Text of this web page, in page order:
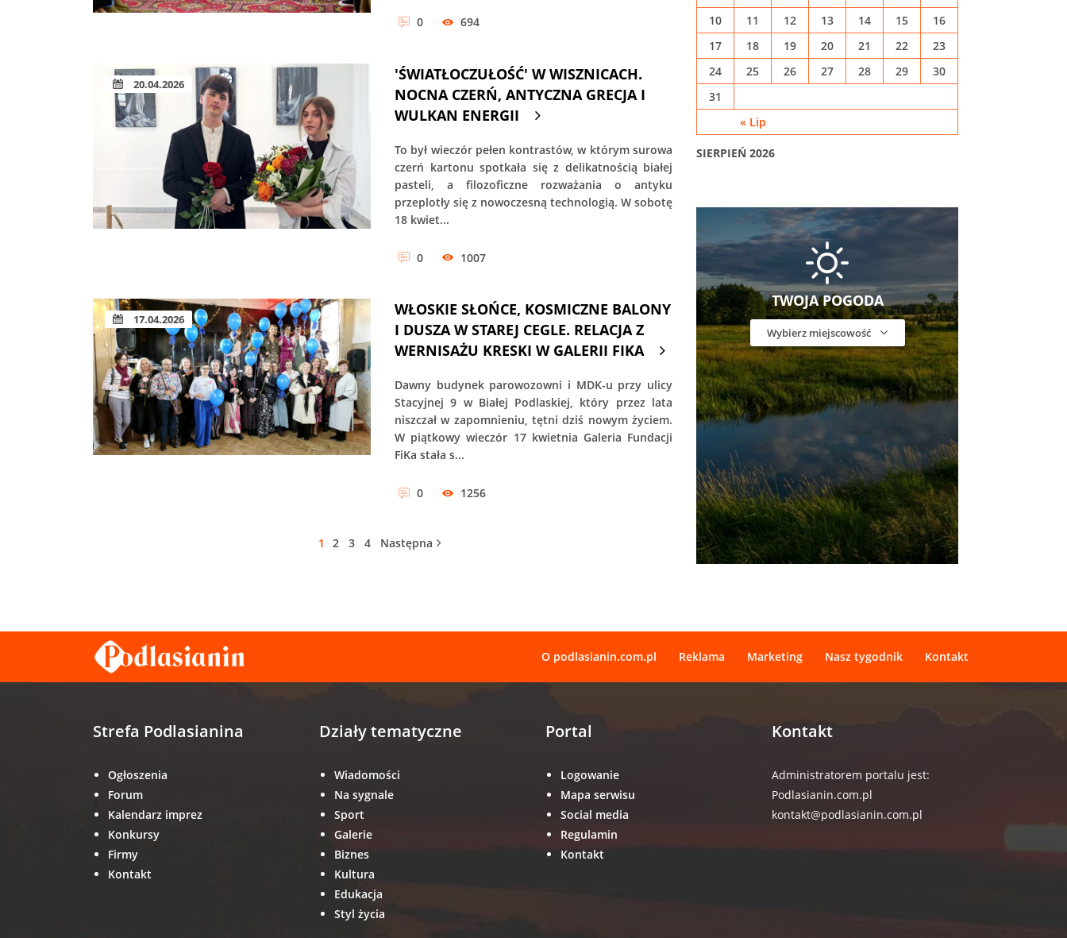
0 694
20.04.2026
'ŚWIATŁOCZUŁOŚĆ' W WISZNICACH.
NOCNA CZERŃ, ANTYCZNA GRECJA I
WULKAN ENERGII
To był wieczór pełen kontrastów, w którym surowa
czerń kartonu spotkała się z delikatnością białej
pasteli, a filozoficzne rozważania o antyku
przeplotły się z nowoczesną technologią. W sobotę
18 kwiet...
0 1007
17.04.2026
WŁOSKIE SŁOŃCE, KOSMICZNE BALONY
I DUSZA W STAREJ CEGLE. RELACJA Z
WERNISAŻU KRESKI W GALERII FIKA
Dawny budynek parowozowni i MDK-u przy ulicy
Stacyjnej 9 w Białej Podlaskiej, który przez lata
niszczał w zapomnieniu, tętni dziś nowym życiem.
W piątkowy wieczór 17 kwietnia Galeria Fundacji
FiKa stała s...
0 1256
1 2 3 4 Następna
SIERPIEŃ 2026
« Lip
10
11 12 13 14 15
16
17
18 19 20 21 22
23
24
25 26 27 28 29
30
31
TWOJA POGODA
Wybierz miejscowość
O podlasianin.com.pl Reklama Marketing Nasz tygodnik Kontakt
Strefa Podlasianina
Ogłoszenia
Forum
Kalendarz imprez
Konkursy
Firmy
Kontakt
Działy tematyczne
Wiadomości
Na sygnale
Sport
Galerie
Biznes
Kultura
Edukacja
Styl życia
Portal
Logowanie
Mapa serwisu
Social media
Regulamin
Kontakt
Kontakt
Administratorem portalu jest:
Podlasianin.com.pl
kontakt@podlasianin.com.pl